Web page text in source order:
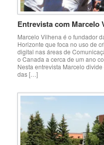
Entrevista com Marcelo
Marcelo Vilhena é o fundador
Horizonte que foca no uso de
digital nas áreas de
o Canada a cerca de um ano
Nesta entrevista Marcelo
das […]